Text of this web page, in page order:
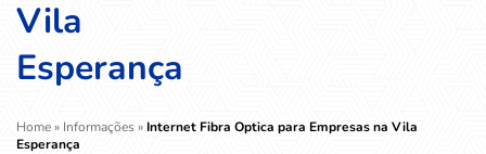
Vila
Esperança
Home» Informações » Internet Fibra Optica para Empresas na Vila
Esperança